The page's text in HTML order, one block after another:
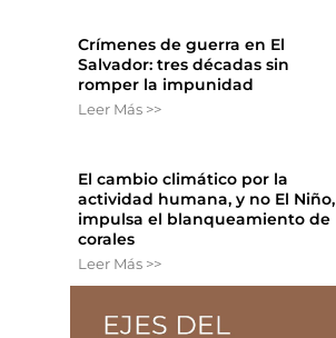
Crímenes de guerra en El
Salvador: tres décadas sin
romper la impunidad
Leer Más >>
El cambio climático por la
actividad humana, y no El Niño,
impulsa el blanqueamiento de
corales
Leer Más >>